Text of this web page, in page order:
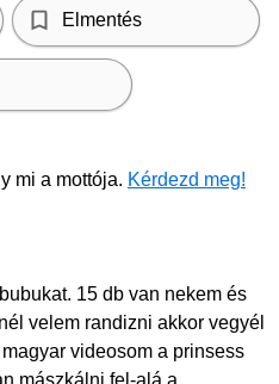
Elmentés
mi a mottója. Kérdezd meg!
15 db van nekem és
velem randizni akkor vegyél
videosom a prinsess
mászkálni fel-alá a